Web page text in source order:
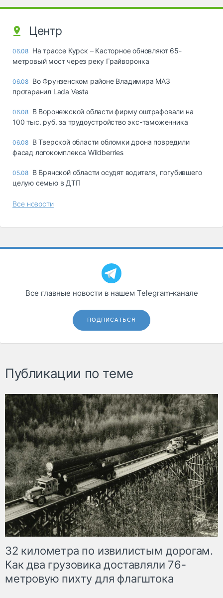
Центр
06.08 На трассе Курск – Касторное обновляют 65-
метровый мост через реку Грайворонка
06.08 Во Фрунзенском районе Владимира МАЗ
протаранил Lada Vesta
06.08 В Воронежской области фирму оштрафовали на
100 тыс. руб. за трудоустройство экс-таможенника
06.08 В Тверской области обломки дрона повредили
фасад логокомплекса Wildberries
05.08 В Брянской области осудят водителя, погубившего
целую семью в ДТП
Все новости
Все главные новости в нашем Telegram‑канале
ПОДПИСАТЬСЯ
Публикации по теме
32 километра по извилистым дорогам.
Как два грузовика доставляли 76-
метровую пихту для флагштока